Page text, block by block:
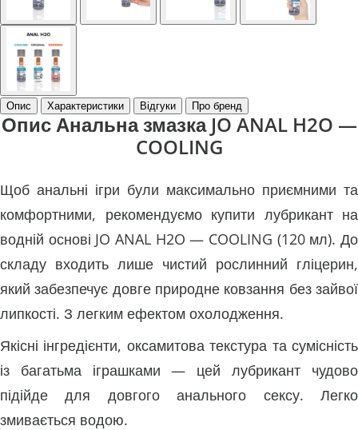
Опис Характеристики Відгуки Про бренд
Опис Анальна змазка JO ANAL H2O —
COOLING
Щоб анальні ігри були максимально приємними та
комфортними, рекомендуємо купити лубрикант на
водній основі JO ANAL H2O — COOLING (120 мл). До
складу входить лише чистий рослинний гліцерин,
який забезпечує довге природне ковзання без зайвої
липкості. З легким ефектом охолодження.
Якісні інгредієнти, оксамитова текстура та сумісність
із багатьма іграшками — цей лубрикант чудово
підійде для довгого анального сексу. Легко
змивається водою.